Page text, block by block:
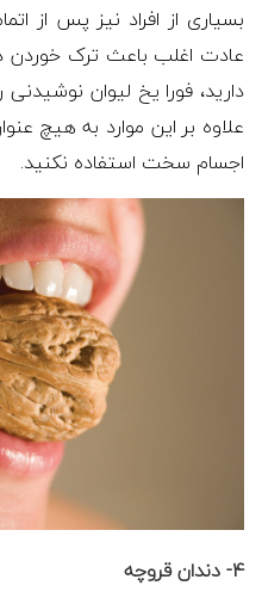
بسیاری از افراد نیز پس از
عادت اغلب باعث ترک خوردن
دارید، فورا یخ لیوان
علاوه بر این موارد به هیچ
اجسام سخت استفاده نکنید.
4- دندان قروچه